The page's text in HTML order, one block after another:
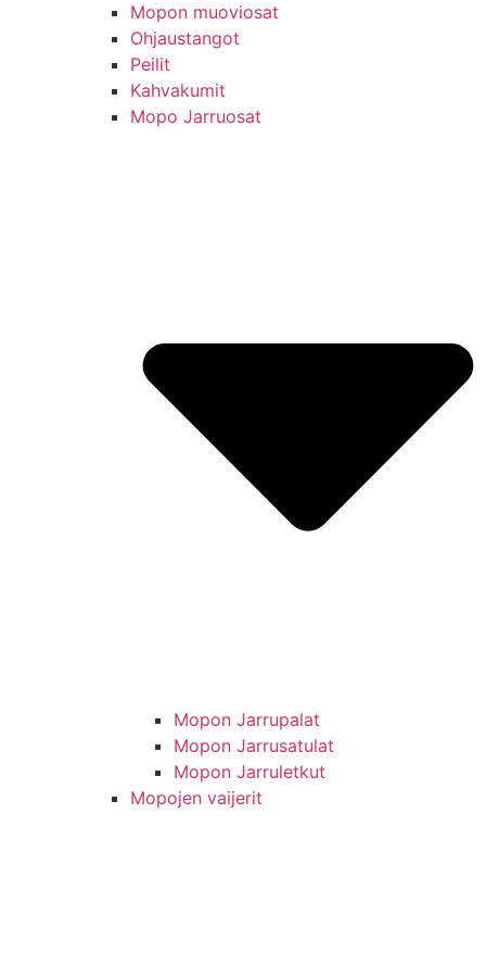
Mopon muoviosat
Ohjaustangot
Peilit
Kahvakumit
Mopo Jarruosat
Mopon Jarrupalat
Mopon Jarrusatulat
Mopon Jarruletkut
Mopojen vaijerit